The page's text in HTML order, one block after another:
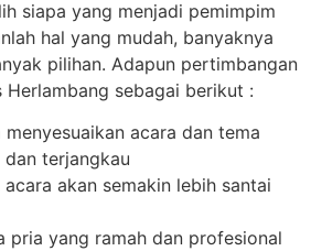
siapa yang menjadi pemimpim
hal yang mudah, banyaknya
pilihan. Adapun pertimbangan
Herlambang sebagai berikut :
acara dan tema
terjangkau
akan semakin lebih santai
pria yang ramah dan profesional